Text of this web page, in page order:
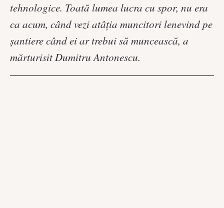
tehnologice. Toată lumea lucra cu spor, nu era
ca acum, când vezi atâţia muncitori lenevind pe
şantiere când ei ar trebui să muncească, a
mărturisit Dumitru Antonescu.